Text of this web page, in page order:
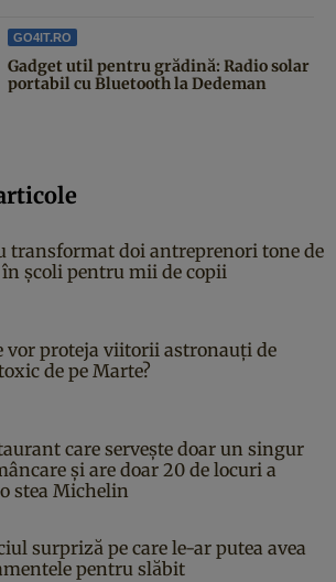
GO4IT.RO
Gadget util pentru grădină: Radio solar
portabil cu Bluetooth la Dedeman
transformat doi antreprenori tone de
școli pentru mii de copii
vor proteja viitorii astronauți de
de pe Marte?
care servește doar un singur
și are doar 20 de locuri a
stea Michelin
surpriză pe care le-ar putea avea
pentru slăbit